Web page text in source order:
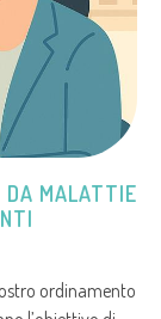
DA MALATTIE
ordinamento